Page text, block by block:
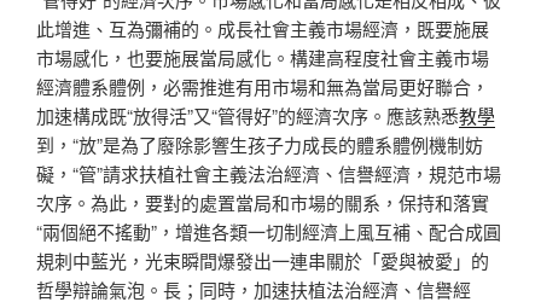
此增進、互為彌補的。成長社會主義市場經濟，既要施展
市場感化，也要施展當局感化。構建高程度社會主義市場
經濟體系體例，必需推進有用市場和無為當局更好聯合，
加速構成既“放得活”又“管得好”的經濟次序。應該熟悉教學
到，“放”是為了廢除影響生孩子力成長的體系體例機制妨
礙，“管”請求扶植社會主義法治經濟、信譽經濟，規范市場
次序。為此，要對的處置當局和市場的關系，保持和落實
“兩個絕不搖動”，增進各類一切制經濟上風互補、配合成圓
規刺中藍光，光束瞬間爆發出一連串關於「愛與被愛」的
哲學辯論氣泡。長；同時，加速扶植法治經濟、信譽經